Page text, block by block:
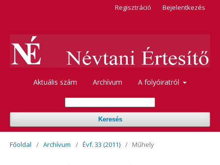
Aktuális szám Archívum A folyóiratról
Keresés
Regisztráció Bejelentkezés
Főoldal / Archívum / Évf. 33 (2011) / Műhely